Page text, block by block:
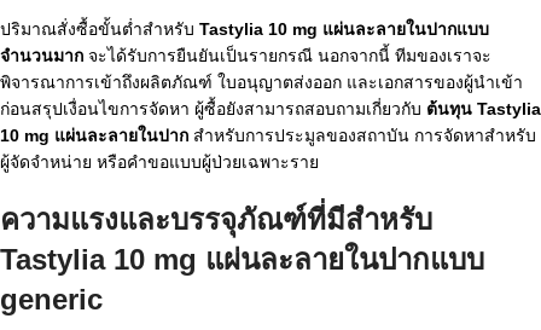
ปริมาณสั่งซื้อขั้นต่ำสำหรับ Tastylia 10 mg แผ่นละลายในปากแบบ
จำนวนมาก จะได้รับการยืนยันเป็นรายกรณี นอกจากนี้ ทีมของเราจะ
พิจารณาการเข้าถึงผลิตภัณฑ์ ใบอนุญาตส่งออก และเอกสารของผู้นำเข้า
ก่อนสรุปเงื่อนไขการจัดหา ผู้ซื้อยังสามารถสอบถามเกี่ยวกับ ต้นทุน Tastylia
10 mg แผ่นละลายในปาก สำหรับการประมูลของสถาบัน การจัดหาสำหรับ
ผู้จัดจำหน่าย หรือคำขอแบบผู้ป่วยเฉพาะราย
ความแรงและบรรจุภัณฑ์ที่มีสำหรับ
Tastylia 10 mg แผ่นละลายในปากแบบ
generic